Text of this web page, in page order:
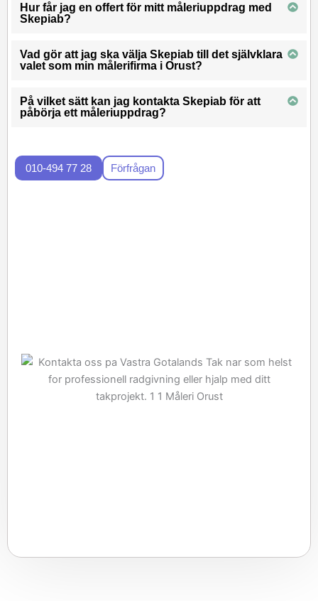
Hur får jag en offert för mitt måleriuppdrag med
Skepiab?
Vad gör att jag ska välja Skepiab till det självklara
valet som min målerifirma i Orust?
På vilket sätt kan jag kontakta Skepiab för att
påbörja ett måleriuppdrag?
010-494 77 28 Förfrågan